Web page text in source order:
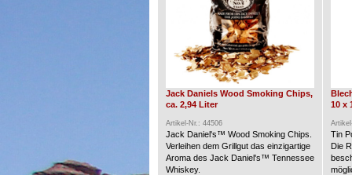
Jack Daniels Wood Smoking Chips,
ca. 2,94 Liter
Artikel-Nr.: 44506
Jack Daniel's™ Wood Smoking Chips.
Verleihen dem Grillgut das einzigartige
Aroma des Jack Daniel's™ Tennessee
Whiskey.
10 x
Tin
Die